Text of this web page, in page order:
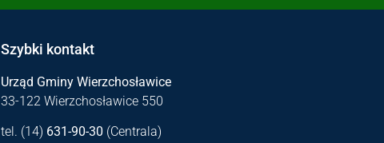
Szybki kontakt
Urząd Gminy Wierzchosławice
33-122 Wierzchosławice 550
tel. (14) 631-90-30 (Centrala)